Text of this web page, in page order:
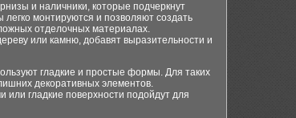
и наличники, которые подчеркнут
монтируются и позволяют создать
отделочных материалах.
или камню, добавят выразительности и
гладкие и простые формы. Для таких
декоративных элементов.
или гладкие поверхности подойдут для